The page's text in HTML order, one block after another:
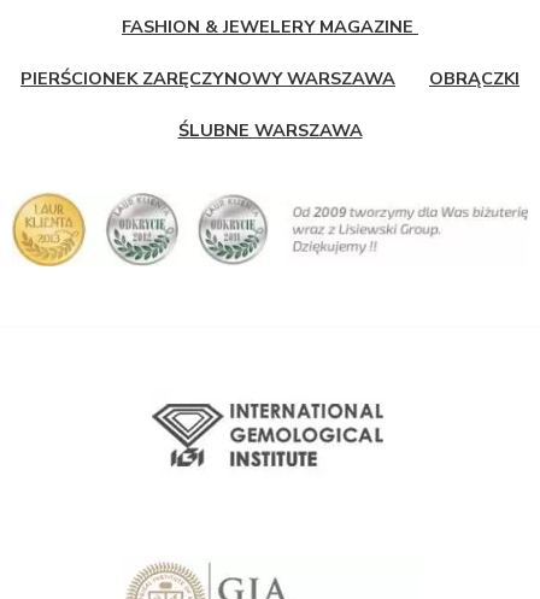
FASHION & JEWELERY MAGAZINE
PIERŚCIONEK ZARĘCZYNOWY WARSZAWA OBRĄCZKI
ŚLUBNE WARSZAWA